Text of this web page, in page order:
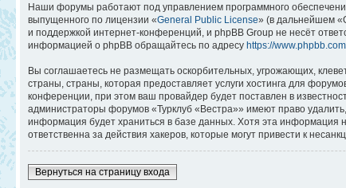
Наши форумы работают под управлением программного
выпущенного по лицензии «General Public License» (в дальнейшем
и поддержкой интернет-конференций, и phpBB Group не несёт
информацией о phpBB обращайтесь по адресу https://
Вы соглашаетесь не размещать оскорбительных, угрожающих,
страны, страны, которая предоставляет услуги хостинга для
конференции, при этом ваш провайдер будет поставлен в
администраторы форумов «Турклуб «Вестра»» имеют право
информация будет храниться в базе данных. Хотя эта информация
ответственна за действия хакеров, которые могут привести к
Вернуться на страницу входа